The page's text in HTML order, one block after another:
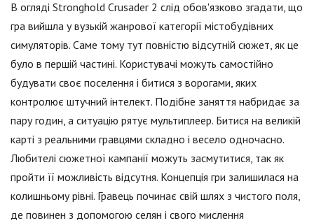
В огляді Stronghold Crusader 2 слід обов'язково згадати, що
гра вийшла у вузькій жанрової категорії містобудівних
симуляторів. Саме тому тут повністю відсутній сюжет, як це
було в першій частині. Користувачі можуть самостійно
будувати своє поселення і битися з ворогами, яких
контролює штучний інтелект. Подібне заняття набридає за
пару годин, а ситуацію рятує мультиплеер. Битися на великій
карті з реальними гравцями складно і весело одночасно.
Любителі сюжетної кампанії можуть засмутитися, так як
пройти її можливість відсутня. Концепція гри залишилася на
колишньому рівні. Гравець починає свій шлях з чистого поля,
де повинен з допомогою селян і свого мислення